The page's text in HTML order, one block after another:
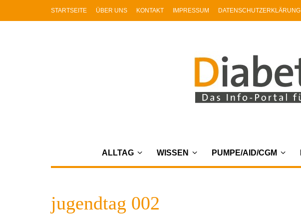
STARTSEITE ÜBER UNS KONTAKT IMPRESSUM DATENSCHUTZERKLÄRUNG
ALLTAG WISSEN PUMPE/AID/CGM
jugendtag 002